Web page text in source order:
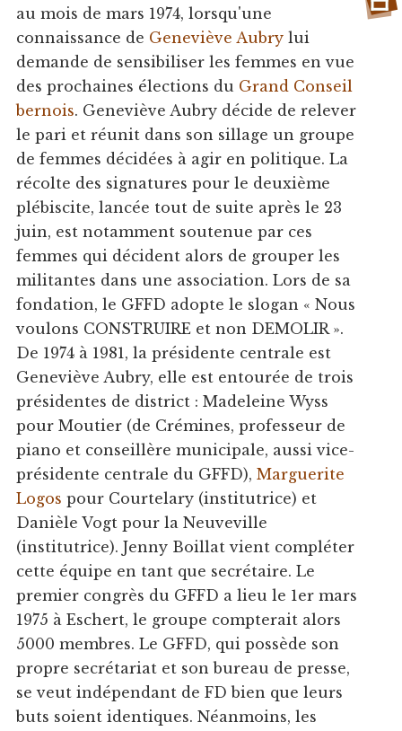
au mois de mars 1974, lorsqu'une
connaissance de Geneviève Aubrylui
demande de sensibiliser les femmes en vue
des prochaines élections du Grand Conseil
bernois. Geneviève Aubry décide de relever
le pari et réunit dans son sillage un groupe
de femmes décidées à agir en politique. La
récolte des signatures pour le deuxième
plébiscite, lancée tout de suite après le 23
juin, est notamment soutenue par ces
femmes qui décident alors de grouper les
militantes dans une association. Lors de sa
fondation, le GFFD adopte le slogan « Nous
voulons CONSTRUIRE et non DEMOLIR ».
De 1974 à 1981, la présidente centrale est
Geneviève Aubry, elle est entourée de trois
présidentes de district : Madeleine Wyss
pour Moutier (de Crémines, professeur de
piano et conseillère municipale, aussi vice-
présidente centrale du GFFD), Marguerite
Logos pour Courtelary (institutrice) et
Danièle Vogt pour la Neuveville
(institutrice). Jenny Boillat vient compléter
cette équipe en tant que secrétaire. Le
premier congrès du GFFD a lieu le 1er mars
1975 à Eschert, le groupe compterait alors
5000 membres. Le GFFD, qui possède son
propre secrétariat et son bureau de presse,
se veut indépendant de FD bien que leurs
buts soient identiques. Néanmoins, les